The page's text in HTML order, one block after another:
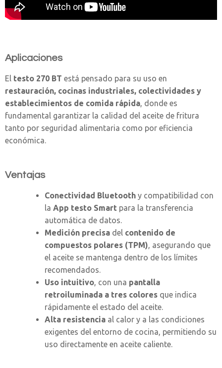
Aplicaciones
El testo 270 BT está pensado para su uso en
restauración, cocinas industriales, colectividades y
establecimientos de comida rápida, donde es
fundamental garantizar la calidad del aceite de fritura
tanto por seguridad alimentaria como por eficiencia
económica.
Ventajas
Conectividad Bluetooth y compatibilidad con
la App testo Smart para la transferencia
automática de datos.
Medición precisa del contenido de
compuestos polares (TPM), asegurando que
el aceite se mantenga dentro de los límites
recomendados.
Uso intuitivo, con una pantalla
retroiluminada a tres colores que indica
rápidamente el estado del aceite.
Alta resistencia al calor y a las condiciones
exigentes del entorno de cocina, permitiendo su
uso directamente en aceite caliente.